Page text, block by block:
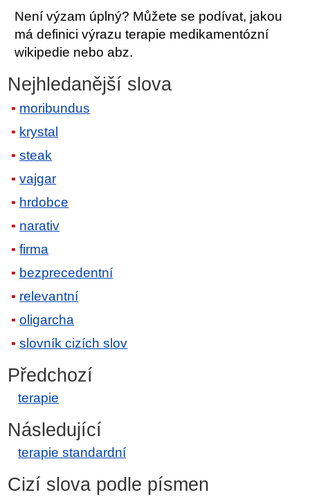
Není výzam úplný? Můžete se podívat, jakou
má definici výrazu terapie medikamentózní
wikipedie nebo abz.
Nejhledanější slova
moribundus
krystal
steak
vajgar
hrdobce
narativ
firma
bezprecedentní
relevantní
oligarcha
slovník cizích slov
Předchozí
terapie
Následující
terapie standardní
Cizí slova podle písmen